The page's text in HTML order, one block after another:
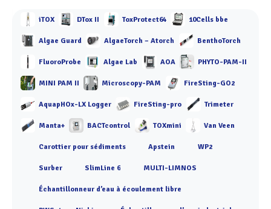
iTOX DTox II ToxProtect64 10Cells bbe
Algae Guard AlgaeTorch – Atorch BenthoTorch
FluoroProbe Algae Lab AOA PHYTO-PAM-II
MINI PAM II Microscopy-PAM FireSting-GO2
AquapHOx-LX Logger FireSting-pro Trimeter
Manta+ BACTcontrol TOXmini Van Veen
Carottier pour sédiments Apstein WP2
Surber SlimLine 6 MULTI-LIMNOS
Échantillonneur d’eau à écoulement libre